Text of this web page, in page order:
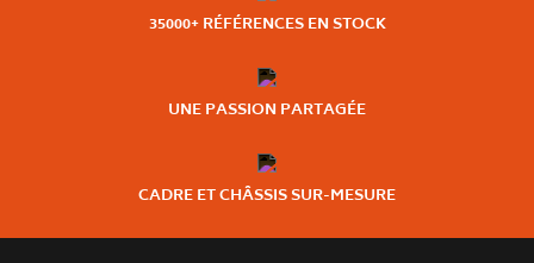
35000+ RÉFÉRENCES EN STOCK
UNE PASSION PARTAGÉE
CADRE ET CHÂSSIS SUR-MESURE